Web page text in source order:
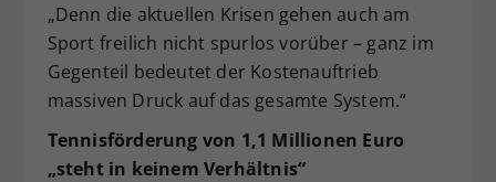
„Denn die aktuellen Krisen gehen auch am
Sport freilich nicht spurlos vorüber – ganz im
Gegenteil bedeutet der Kostenauftrieb
massiven Druck auf das gesamte System.“
Tennisförderung von 1,1 Millionen Euro
„steht in keinem Verhältnis“